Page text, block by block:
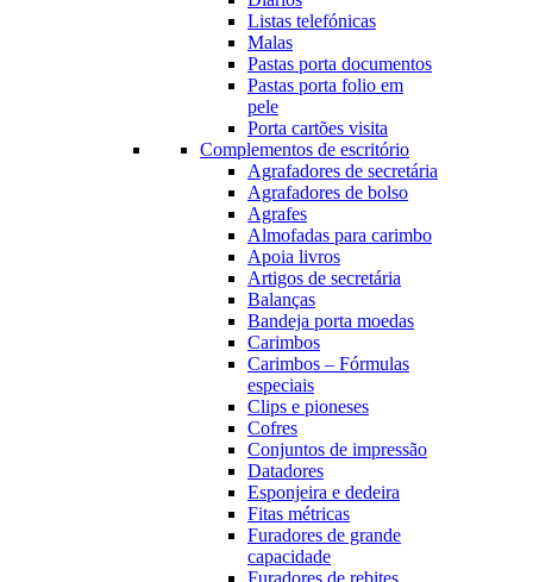
Listas telefónicas
Malas
Pastas porta documentos
Pastas porta folio em
pele
Porta cartões visita
Complementos de escritório
Agrafadores de secretária
Agrafadores de bolso
Agrafes
Almofadas para carimbo
Apoia livros
Artigos de secretária
Balanças
Bandeja porta moedas
Carimbos
Carimbos – Fórmulas
especiais
Clips e pioneses
Cofres
Conjuntos de impressão
Datadores
Esponjeira e dedeira
Fitas métricas
Furadores de grande
capacidade
Furadores de rebites